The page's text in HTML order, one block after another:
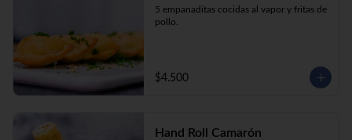
5 empanaditas cocidas al vapor y fritas de
pollo.
$4.500
Hand Roll Camarón